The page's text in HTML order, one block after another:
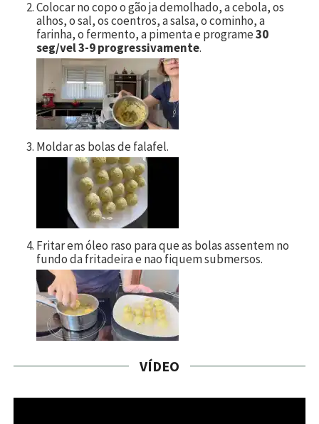
Colocar no copo o gão ja demolhado, a cebola, os
alhos, o sal, os coentros, a salsa, o cominho, a
farinha, o fermento, a pimenta e programe30
seg/vel 3-9 progressivamente.
Moldar as bolas de falafel.
Fritar em óleo raso para que as bolas assentem no
fundo da fritadeira e nao fiquem submersos.
VÍDEO